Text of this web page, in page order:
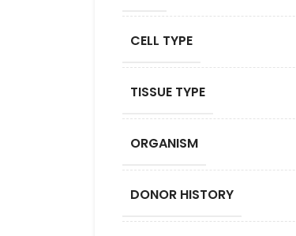
CELL TYPE
TISSUE TYPE
ORGANISM
DONOR HISTORY